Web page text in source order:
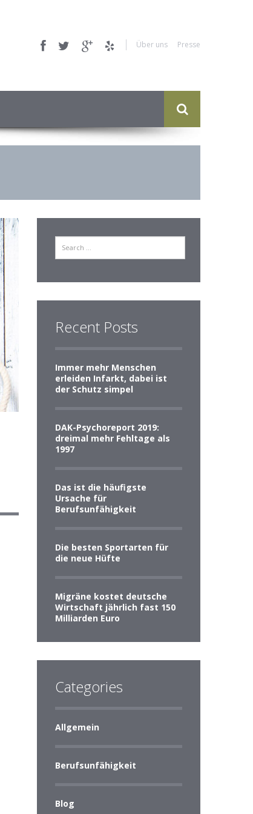
Über uns Presse
Recent Posts
Immer mehr Menschen
erleiden Infarkt, dabei ist
der Schutz simpel
DAK-Psychoreport 2019:
dreimal mehr Fehltage als
1997
Das ist die häufigste
Ursache für
Berufsunfähigkeit
Die besten Sportarten für
die neue Hüfte
Migräne kostet deutsche
Wirtschaft jährlich fast 150
Milliarden Euro
Categories
Allgemein
Berufsunfähigkeit
Blog